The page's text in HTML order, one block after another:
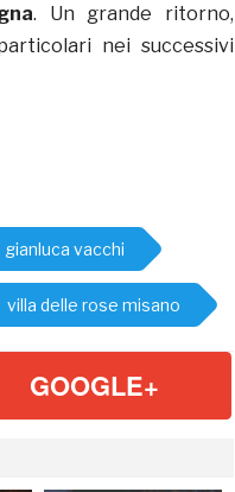
. Un grande ritorno,
nei successivi
vacchi
villa delle rose misano
GOOGLE+